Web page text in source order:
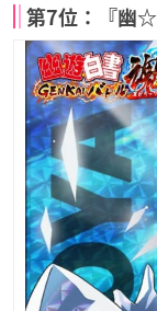
第7位：『幽